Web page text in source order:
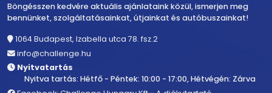
Böngésszen kedvére aktuális ajánlataink közül, ismerjen meg
bennünket, szolgáltatásainkat, útjainkat és autóbuszainkat!
1064 Budapest, Izabella utca 78. fsz.2
info@challenge.hu
Nyitvatartás
Nyitva tartás: Hétfő - Péntek: 10:00 - 17:00, Hétvégén: Zárva